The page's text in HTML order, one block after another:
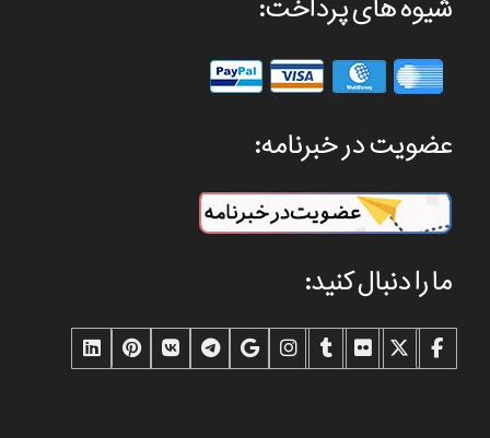
شیوه های پرداخت:
عضویت در خبرنامه:
ما را دنبال کنید: